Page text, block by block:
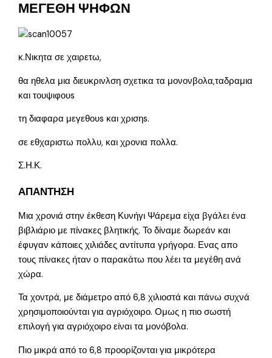
ΜΕΓΕΘΗ ΨΗΦΩΝ
κ.Νικητα σε χαιρετω,
θα ηθελα μια διευκρινλση σχετικα τα μονονβολα,ταδραμια
και τουψιφουs
τη διαφαρα μεγεθουs και χρισηs.
σε εθχαριστω πολλυ, και χρονια πολλα.
Σ.Η.Κ.
ΑΠΑΝΤΗΣΗ
Μια χρονιά στην έκθεση Κυνήγι Ψάρεμα είχα βγάλει ένα
βιβλιάριο με πίνακες βλητικής. Το δίναμε δωρεάν και
έφυγαν κάποιες χιλιάδες αντίτυπα γρήγορα. Ενας απο
τους πίνακες ήταν ο παρακάτω που λέει τα μεγέθη ανά
χώρα.
Τα χοντρά, με διάμετρο από 6,8 χιλιοστά και πάνω συχνά
χρησιμοποιούνται για αγριόχοιρο. Ομως η πιο σωστή
επιλογή για αγριόχοιρο είναι τα μονόβολα.
Πιο μικρά από το 6,8 προορίζονται για μικρότερα